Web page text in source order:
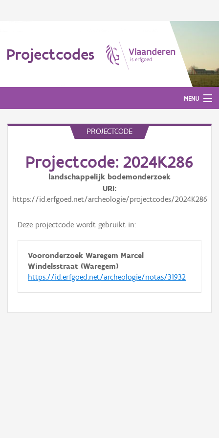
Projectcodes
MENU
PROJECTCODE
Projectcode: 2024K286
landschappelijk bodemonderzoek
URI
https://id.erfgoed.net/archeologie/projectcodes/2024K286
Deze projectcode wordt gebruikt in:
Vooronderzoek Waregem Marcel
Windelsstraat (Waregem)
https://id.erfgoed.net/archeologie/notas/31932